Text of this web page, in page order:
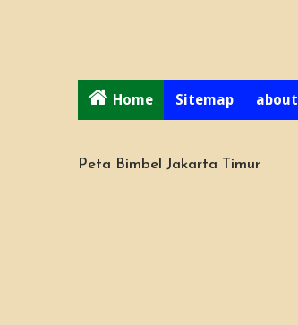
Home Sitemap about
Peta Bimbel Jakarta Timur